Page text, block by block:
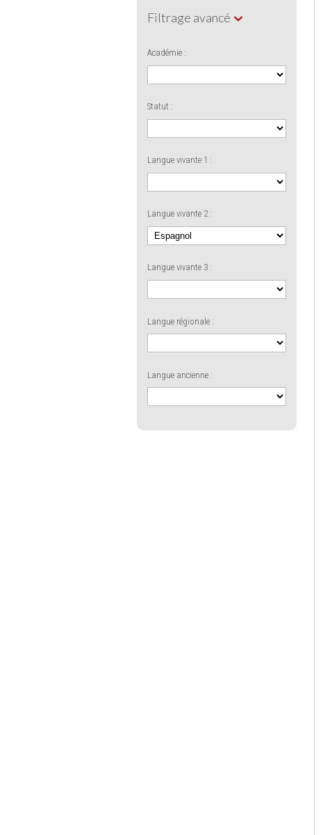
Filtrage avancé
Académie :
Statut :
Langue vivante 1 :
Langue vivante 2 :
Langue vivante 3 :
Langue régionale :
Langue ancienne :